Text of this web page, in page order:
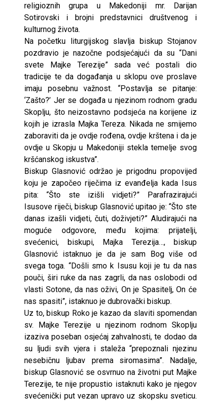
religioznih grupa u Makedoniji mr. Darijan
Sotirovski i brojni predstavnici društvenog i
kulturnog života.
Na početku liturgijskog slavlja biskup Stojanov
pozdravio je nazočne podsjećajući da su “Dani
svete Majke Terezije” sada već postali dio
tradicije te da događanja u sklopu ove proslave
imaju posebnu važnost. “Postavlja se pitanje:
‘Zašto?’ Jer se događa u njezinom rodnom gradu
Skoplju, što neizostavno podsjeća na korijene iz
kojih je izrasla Majka Tereza. Nikada ne smijemo
zaboraviti da je ovdje rođena, ovdje krštena i da je
ovdje u Skopju u Makedoniji stekla temelje svog
kršćanskog iskustva”.
Biskup Glasnović održao je prigodnu propovijed
koju je započeo riječima iz evanđelja kada Isus
pita: “Što ste izišli vidjeti?” Parafrazirajući
Isusove riječi, biskup Glasnović upitao je: “Što ste
danas izašli vidjeti, čuti, doživjeti?” Aludirajući na
moguće odgovore, među kojima: prijatelji,
svećenici, biskupi, Majka Terezija…, biskup
Glasnović istaknuo je da je sam Bog više od
svega toga. “Došli smo k Isusu koji je tu da nas
pouči, širi ruke da nas zagrli, da nas oslobodi od
vlasti Sotone, da nas oživi, On je Spasitelj, On će
nas spasiti”, istaknuo je dubrovački biskup.
Uz to, biskup Roko je kazao da slaviti spomendan
sv. Majke Terezije u njezinom rodnom Skoplju
izaziva poseban osjećaj zahvalnosti, te dodao da
su ljudi svih vjera i staleža “prepoznali njezinu
nesebičnu ljubav prema siromasima”. Nadalje,
biskup Glasnović se osvrnuo na životni put Majke
Terezije, te nije propustio istaknuti kako je njegov
svećenički put vezan upravo uz skopsku sveticu.